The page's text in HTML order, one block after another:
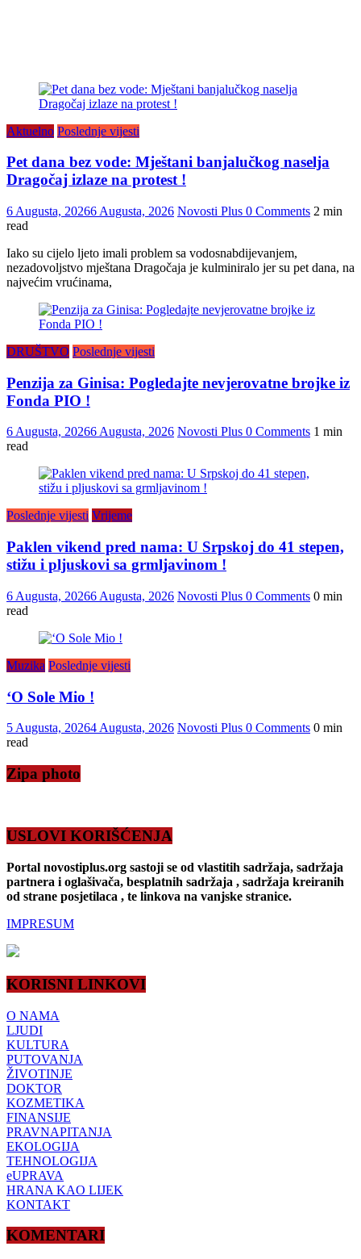
Aktuelno Poslednje vijesti
Pet dana bez vode: Mještani banjalučkog naselja
Dragočaj izlaze na protest !
6 Augusta, 20266 Augusta, 2026 Novosti Plus 0 Comments 2 min
read
Iako su cijelo ljeto imali problem sa vodosnabdijevanjem,
nezadovoljstvo mještana Dragočaja je kulminiralo jer su pet dana, na
najvećim vrućinama,
DRUŠTVO Poslednje vijesti
Penzija za Ginisa: Pogledajte nevjerovatne brojke iz
Fonda PIO !
6 Augusta, 20266 Augusta, 2026 Novosti Plus 0 Comments 1 min
read
Poslednje vijesti Vrijeme
Paklen vikend pred nama: U Srpskoj do 41 stepen,
stižu i pljuskovi sa grmljavinom !
6 Augusta, 20266 Augusta, 2026 Novosti Plus 0 Comments 0 min
read
Muzika Poslednje vijesti
‘O Sole Mio !
5 Augusta, 20264 Augusta, 2026 Novosti Plus 0 Comments 0 min
read
Zipa photo
USLOVI KORIŠĆENJA
Portal novostiplus.org sastoji se od vlastitih sadržaja, sadržaja
partnera i oglašivača, besplatnih sadržaja , sadržaja kreiranih
od strane posjetilaca , te linkova na vanjske stranice.
IMPRESUM
KORISNI LINKOVI
O NAMA
LJUDI
KULTURA
PUTOVANJA
ŽIVOTINJE
DOKTOR
KOZMETIKA
FINANSIJE
PRAVNAPITANJA
EKOLOGIJA
TEHNOLOGIJA
eUPRAVA
HRANA KAO LIJEK
KONTAKT
KOMENTARI